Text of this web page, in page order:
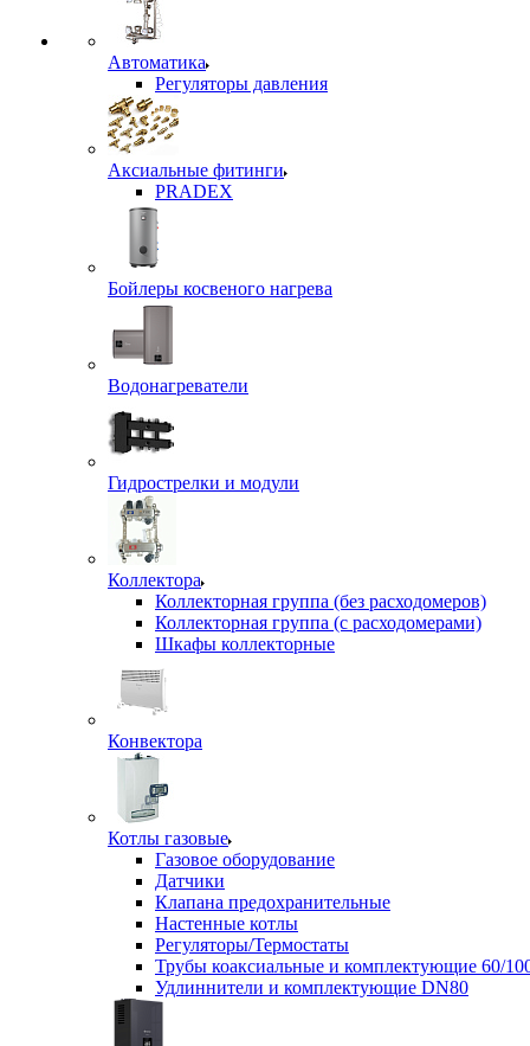
Автоматика
Регуляторы давления
Аксиальные фитинги
PRADEX
Бойлеры косвеного нагрева
Водонагреватели
Гидрострелки и модули
Коллектора
Коллекторная группа (без расходомеров)
Коллекторная группа (с расходомерами)
Шкафы коллекторные
Конвектора
Котлы газовые
Газовое оборудование
Датчики
Клапана предохранительные
Настенные котлы
Регуляторы/Термостаты
Трубы коаксиальные и комплектующие 60/
Удлиннители и комплектующие DN80